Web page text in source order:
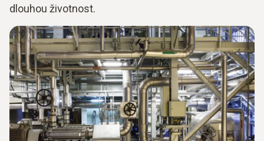
dlouhou životnost.